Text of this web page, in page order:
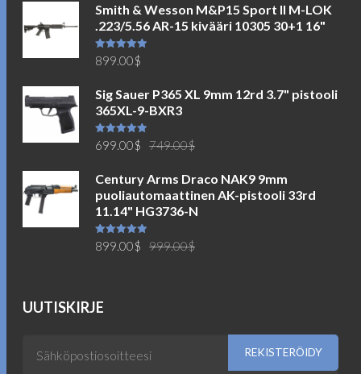
Smith & Wesson M&P15 Sport II M-LOK
.223/5.56 AR-15 kivääri 10305 30+1 16"
Arvostelu
tuotteesta:
899.00$
Sig Sauer P365 XL 9mm 12rd 3.7" pistooli
365XL-9-BXR3
Arvostelu
tuotteesta:
749.00$
oli:
749.00$.
699.00$
on:
699.00$.
Century Arms Draco NAK9 9mm
puoliautomaattinen AK-pistooli 33rd
11.14" HG3736-N
Arvostelu
tuotteesta:
999.00$
899.00$
UUTISKIRJE